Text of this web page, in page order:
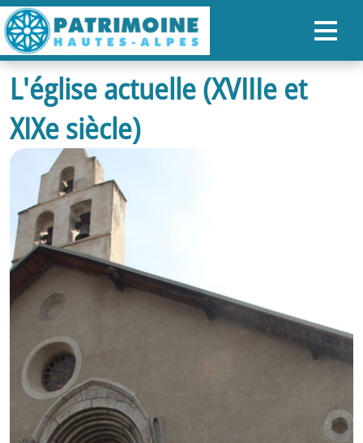
ACCUEIL
CARTE
NOS PARCOURS
PATRIMOINE
RANDONNÉES
ORGANISER SON SÉJOUR
RECHERCHER
FR
GB
IT
L'église actuelle (XVIIIe et
XIXe siècle)